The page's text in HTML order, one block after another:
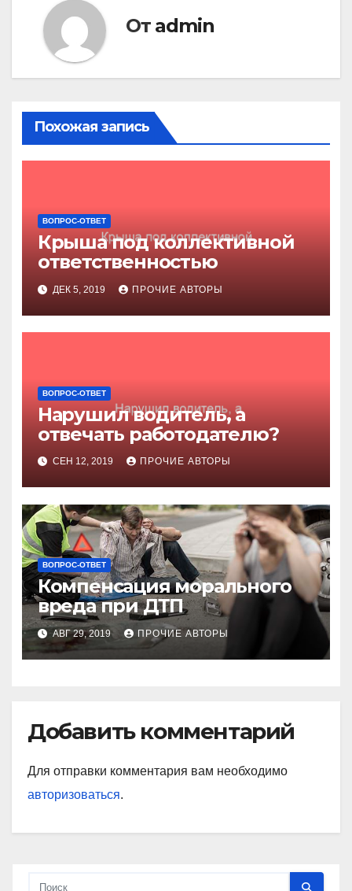
От admin
Похожая запись
ВОПРОС-ОТВЕТ
Крыша под коллективной
ответственностью
ДЕК 5, 2019 ПРОЧИЕ АВТОРЫ
ВОПРОС-ОТВЕТ
Нарушил водитель, а
отвечать работодателю?
СЕН 12, 2019 ПРОЧИЕ АВТОРЫ
ВОПРОС-ОТВЕТ
Компенсация морального
вреда при ДТП
АВГ 29, 2019 ПРОЧИЕ АВТОРЫ
Добавить комментарий
Для отправки комментария вам необходимо
авторизоваться.